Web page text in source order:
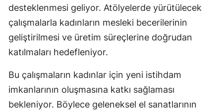
desteklenmesi geliyor. Atölyelerde yürütülecek
çalışmalarla kadınların mesleki becerilerinin
geliştirilmesi ve üretim süreçlerine doğrudan
katılmaları hedefleniyor.
Bu çalışmaların kadınlar için yeni istihdam
imkanlarının oluşmasına katkı sağlaması
bekleniyor. Böylece geleneksel el sanatlarının